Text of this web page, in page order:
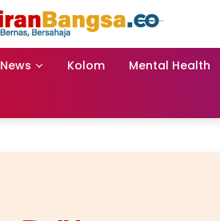
News Kolom Mental Health